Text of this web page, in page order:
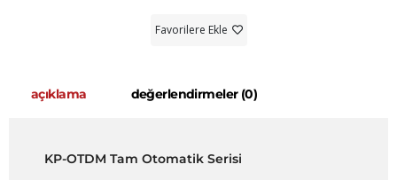
Favorilere Ekle
açıklama değerlendirmeler (0)
KP-OTDM Tam Otomatik Serisi